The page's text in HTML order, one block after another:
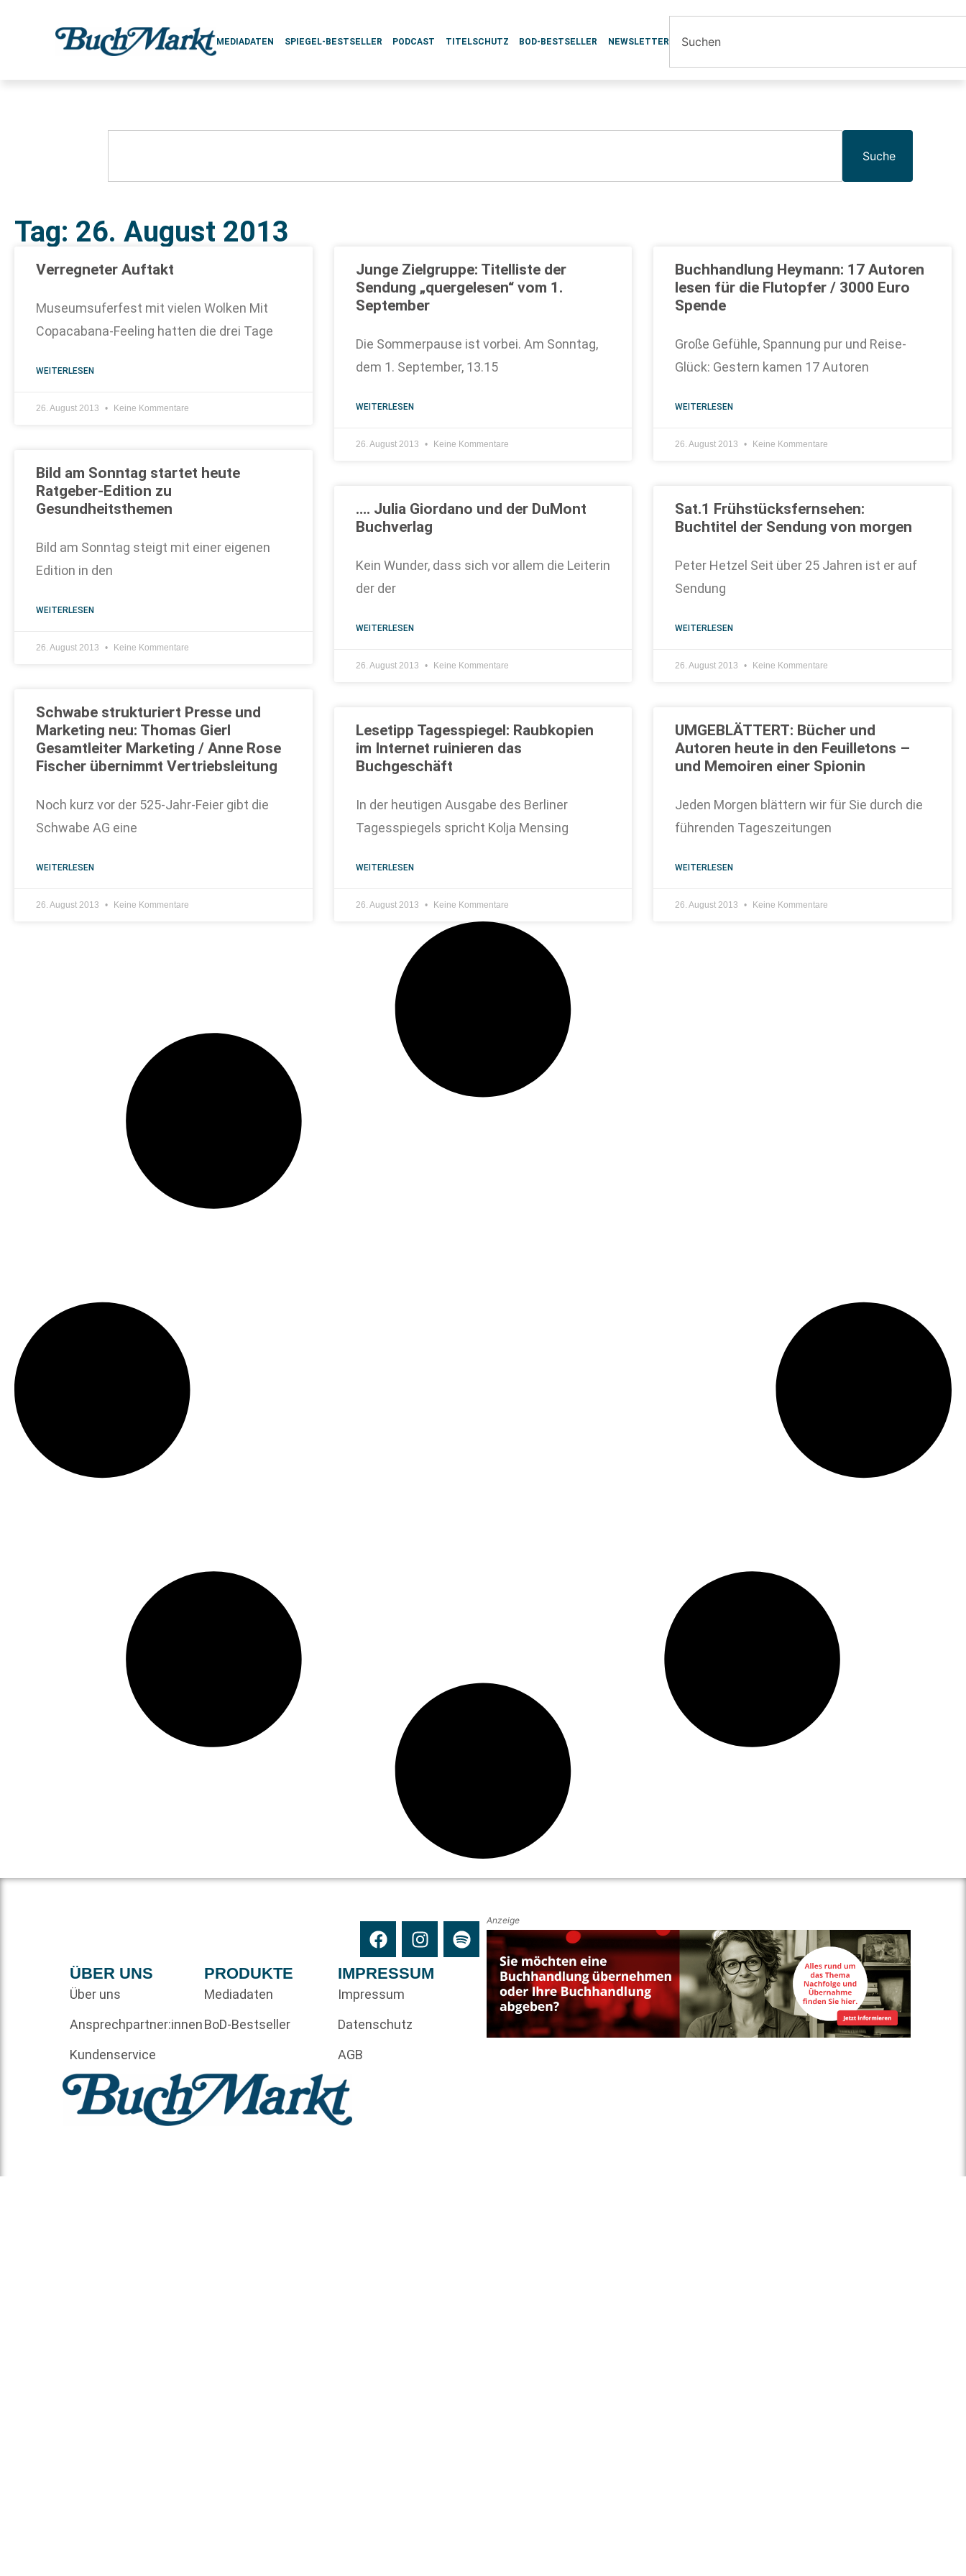
MEDIADATEN SPIEGEL-BESTSELLER PODCAST TITELSCHUTZ BOD-BESTSELLER NEWSLETTER
Suche
Tag: 26. August 2013
Verregneter Auftakt
Museumsuferfest mit vielen Wolken Mit
Copacabana-Feeling hatten die drei Tage
WEITERLESEN
26. August 2013 Keine Kommentare
Junge Zielgruppe: Titelliste der
Sendung „quergelesen“ vom 1.
September
Die Sommerpause ist vorbei. Am Sonntag,
dem 1. September, 13.15
WEITERLESEN
26. August 2013 Keine Kommentare
Buchhandlung Heymann: 17 Autoren
lesen für die Flutopfer / 3000 Euro
Spende
Große Gefühle, Spannung pur und Reise-
Glück: Gestern kamen 17 Autoren
WEITERLESEN
26. August 2013 Keine Kommentare
Bild am Sonntag startet heute
Ratgeber-Edition zu
Gesundheitsthemen
Bild am Sonntag steigt mit einer eigenen
Edition in den
WEITERLESEN
26. August 2013 Keine Kommentare
…. Julia Giordano und der DuMont
Buchverlag
Kein Wunder, dass sich vor allem die Leiterin
der der
WEITERLESEN
26. August 2013 Keine Kommentare
Sat.1 Frühstücksfernsehen:
Buchtitel der Sendung von morgen
Peter Hetzel Seit über 25 Jahren ist er auf
Sendung
WEITERLESEN
26. August 2013 Keine Kommentare
Schwabe strukturiert Presse und
Marketing neu: Thomas Gierl
Gesamtleiter Marketing / Anne Rose
Fischer übernimmt Vertriebsleitung
Noch kurz vor der 525-Jahr-Feier gibt die
Schwabe AG eine
WEITERLESEN
26. August 2013 Keine Kommentare
Lesetipp Tagesspiegel: Raubkopien
im Internet ruinieren das
Buchgeschäft
In der heutigen Ausgabe des Berliner
Tagesspiegels spricht Kolja Mensing
WEITERLESEN
26. August 2013 Keine Kommentare
UMGEBLÄTTERT: Bücher und
Autoren heute in den Feuilletons –
und Memoiren einer Spionin
Jeden Morgen blättern wir für Sie durch die
führenden Tageszeitungen
WEITERLESEN
26. August 2013 Keine Kommentare
ÜBER UNS
Über uns
Ansprechpartner:innen
Kundenservice
PRODUKTE
Mediadaten
BoD-Bestseller
IMPRESSUM
Impressum
Datenschutz
AGB
Anzeige